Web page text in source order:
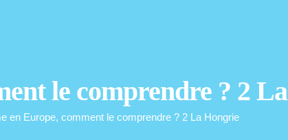
le comprendre ? 2
en Europe, comment le comprendre ? 2 La Hongrie